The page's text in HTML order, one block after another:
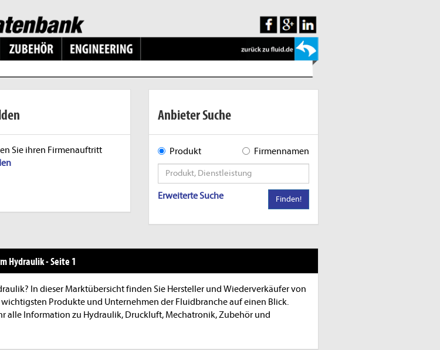
Sie ihren Firmenauftritt
Anbieter Suche
Produkt Firmennamen
Erweiterte Suche Finden!
Hydraulik-Seite 1
In dieser Marktübersicht finden Sie Hersteller und Wiederverkäufer von
Produkte und Unternehmen der Fluidbranche auf einen Blick.
alle Information zu Hydraulik, Druckluft, Mechatronik, Zubehör und